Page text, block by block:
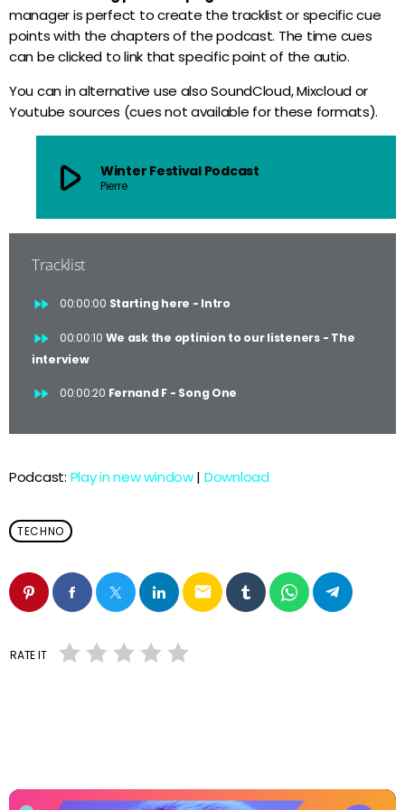
Best Of Mix
18:00 - 20:00 more_vert
Best Of Mix
DJ JMJ Music
automatiquement à partir des infos du Programme
général, ou de celles fournies par les Mix Masters en
close
Actualités
Les origines du Zouk en Guadeloupe et en
universelle !
par une férue du genre…
manager is perfect to create the tracklist or specific cue
points with the chapters of the podcast. The time cues
can be clicked to link that specific point of the autio.
You can in alternative use also SoundCloud, Mixcloud or
Youtube sources (cues not available for these formats).
play_arrow Winter Festival Podcast
Pierre
Tracklist
fast_forward 00:00:00 Starting here - Intro
fast_forward 00:00:10 We ask the optinion to our listeners - The
interview
fast_forward 00:00:20 Fernand F - Song One
Podcast: Play in new window| Download
TECHNO
email
RATE IT